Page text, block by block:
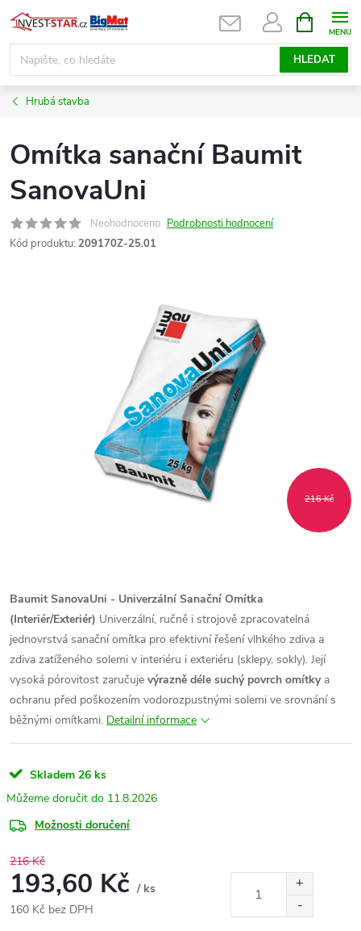
Přejít
na
obsah
HLEDAT
NÁKUPNÍ
KOŠÍK
Hrubá stavba
Omítka sanační Baumit
SanovaUni
Neohodnoceno Podrobnosti hodnocení
Kód produktu: 209170Z-25.01
216 Kč
Baumit SanovaUni - Univerzální Sanační Omítka
(Interiér/Exteriér) Univerzální, ručně i strojově zpracovatelná
jednovrstvá sanační omítka pro efektivní řešení vlhkého zdiva a
zdiva zatíženého solemi v interiéru i exteriéru (sklepy, sokly). Její
vysoká pórovitost zaručuje výrazně déle suchý povrch omítkya
ochranu před poškozením vodorozpustnými solemi ve srovnání s
běžnými omítkami. Detailní informace
Skladem 26 ks
11.8.2026
Možnosti doručení
216 Kč
193,60 Kč / ks
160 Kč bez DPH